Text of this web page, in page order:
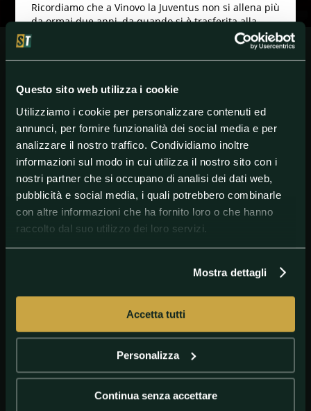
Questo sito web utilizza i cookie
Utilizziamo i cookie per personalizzare contenuti ed
annunci, per fornire funzionalità dei social media e per
analizzare il nostro traffico. Condividiamo inoltre
informazioni sul modo in cui utilizza il nostro sito con i
nostri partner che si occupano di analisi dei dati web,
pubblicità e social media, i quali potrebbero combinarle
con altre informazioni che ha fornito loro o che hanno
raccolto dal suo utilizzo dei loro servizi.
Mostra dettagli
Accetta tutti
Personalizza
Continua senza accettare
Ricordiamo che a Vinovo la Juventus non si allena più
da ormai due anni, da quando si è trasferita alla
Continassa. A Vinovo invece si allena la Juventus
Under 23, ovvero la squadra B bianconera che milita
in Serie C.
Un favore sicuramente aiutato anche dalla posizione
ha più molto da chiedere alla Serie A.
#Juventus #Roma #SerieA
GETTY IMAGES Roma celebrate Veretout vs. Fiorentina